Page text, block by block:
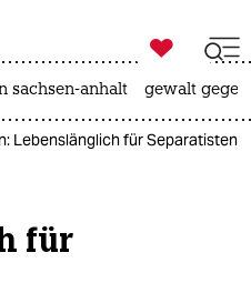
ich

taz zahl ich
sachsen-anhalt gewalt
Lebenslänglich für Separatisten
für